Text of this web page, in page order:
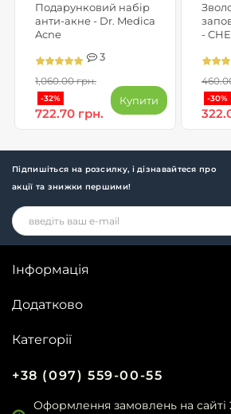
Подарунковий набір
анти-акне - Dr. Medica
Acne
3
1,060.00 грн.
-32%
722.70 грн.
Купити
-
-30%
Підпишіться на розсилку, і дізнавайтеся про
акції та знижки першими!
Інформація
Додатково
Категорії
+38 (097) 559-00-55
Оформлення замовлень на сайті